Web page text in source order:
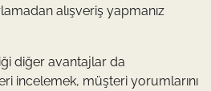
alışveriş yapmanız
diğer avantajlar da
incelemek, müşteri yorumlarını